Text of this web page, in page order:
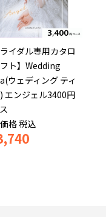
ライダル専用カタロ
ト】Wedding
ウェディング ティ
エンジェル3400円
格税込